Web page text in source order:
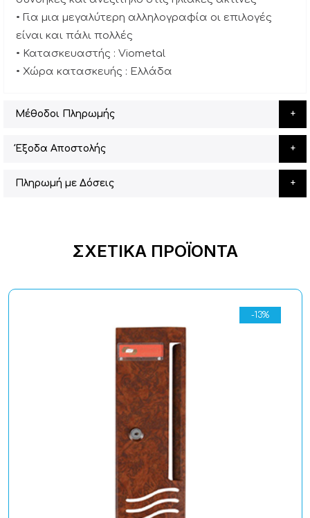
• Για μια μεγαλύτερη αλληλογραφία οι επιλογές
είναι και πάλι πολλές
• Κατασκευαστής : Viometal
• Χώρα κατασκευής : Ελλάδα
Μέθοδοι Πληρωμής
Έξοδα Αποστολής
Πληρωμή με Δόσεις
ΣΧΕΤΙΚΆ ΠΡΟΪΌΝΤΑ
-13%